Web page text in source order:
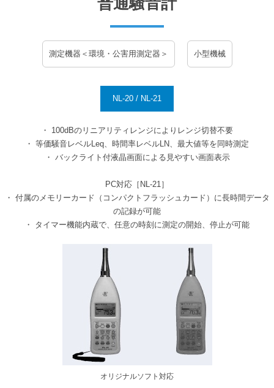
測定機器＜環境・公害用測定器＞ 小型機械
NL-20 / NL-21
・ 100dBのリニアリティレンジによりレンジ切替不要
・ 等価騒音レベルLeq、時間率レベルLN、最大値等を同時測定
・ バックライト付液晶画面による見やすい画面表示
PC対応［NL-21］
・ 付属のメモリーカード（コンパクトフラッシュカード）に長時間データ
の記録が可能
・ タイマー機能内蔵で、任意の時刻に測定の開始、停止が可能
オリジナルソフト対応